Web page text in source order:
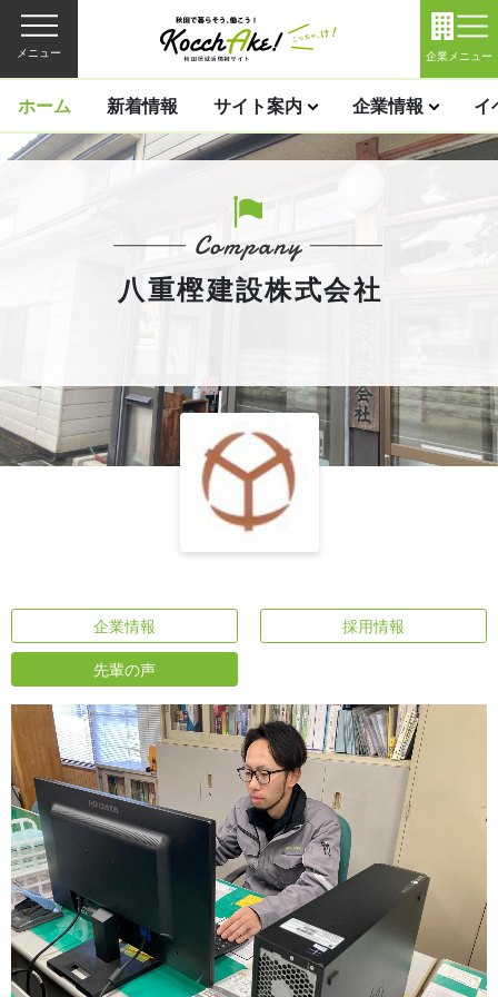
メニュー 企業メニュー
ホーム 新着情報 サイト案内 企業情報 イ
八重樫建設株式会社
企業情報 採用情報
先輩の声